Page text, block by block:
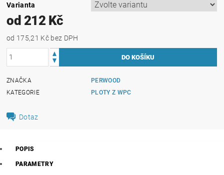
Varianta
od 212 Kč
od 175,21 Kč bez DPH
ZNAČKA
PERWOOD
KATEGORIE
PLOTY Z WPC
Dotaz
POPIS
PARAMETRY